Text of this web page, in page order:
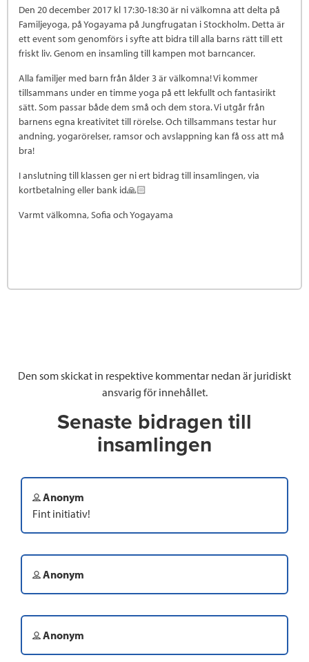
Den 20 december 2017 kl 17:30-18:30 är ni välkomna att delta på
Familjeyoga, på Yogayama på Jungfrugatan i Stockholm. Detta är
ett event som genomförs i syfte att bidra till alla barns rätt till ett
friskt liv. Genom en insamling till kampen mot barncancer.
Alla familjer med barn från ålder 3 är välkomna! Vi kommer
tillsammans under en timme yoga på ett lekfullt och fantasirikt
sätt. Som passar både dem små och dem stora. Vi utgår från
barnens egna kreativitet till rörelse. Och tillsammans testar hur
andning, yogarörelser, ramsor och avslappning kan få oss att må
bra!
I anslutning till klassen ger ni ert bidrag till insamlingen, via
kortbetalning eller bank id🙏🏻
Varmt välkomna, Sofia och Yogayama
Den som skickat in respektive kommentar nedan är juridiskt
ansvarig för innehållet.
Senaste bidragen till
insamlingen
Anonym
Fint initiativ!
Anonym
Anonym